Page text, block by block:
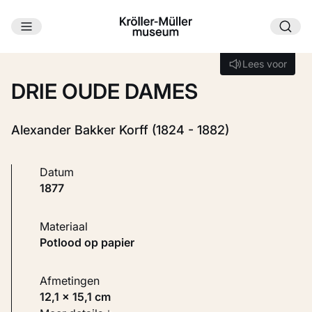
Ga naar hoofdinhoud
Lees voor
Lees voor
DRIE OUDE DAMES
Alexander Bakker Korff (1824 - 1882)
Datum
1877
Materiaal
Potlood op papier
Afmetingen
12,1 × 15,1 cm